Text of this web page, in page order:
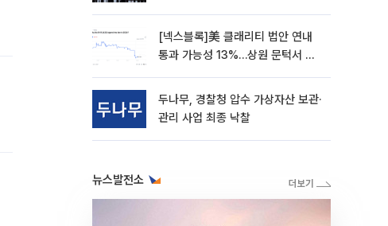
[넥스블록]美 클래리티 법안 연내
통과 가능성 13%…상원 문턱서 제
두나무, 경찰청 압수 가상자산 보관·
관리 사업 최종 낙찰
뉴스발전소